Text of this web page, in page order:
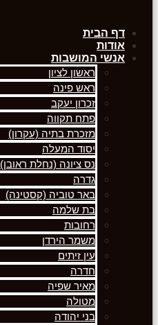
דף הבית
אודות
אנשי המושבות
ראשון לציון
ראש פינה
זכרון יעקב
פתח תקווה
מזכרת בתיה (עקרון)
יסוד המעלה
נס ציונה (נחלת ראובן)
גדרה
באר טוביה (קסטינה)
בת שלמה
רחובות
משמר הירדן
עין זיתים
חדרה
מאיר שפיה
מטולה
בני יהודה